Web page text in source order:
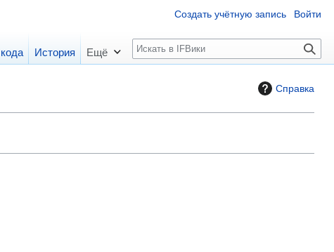
Справка
Создать учётную запись Войти
История Ещё
П
о
к